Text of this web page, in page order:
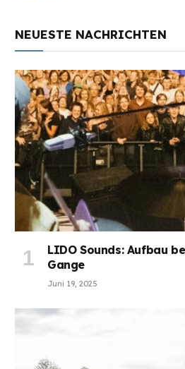
NEUESTE NACHRICHTEN
LIDO Sounds: Aufbau
Gange
Juni 19, 2025